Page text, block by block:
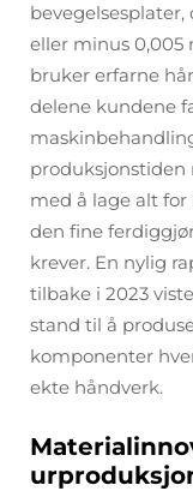
eller minus 0,005
bruker erfarne
delene kundene
med å lage alt
den fine
krever. En nylig
tilbake i 2023
stand til å
komponenter
ekte håndverk.